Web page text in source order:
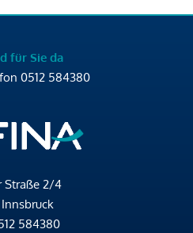
für Sie da
0512 584380
Straße 2/4
584380